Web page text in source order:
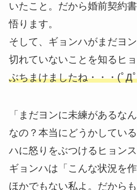
いたこと。だから婚前契約
悟ります。
そして、ギョンハがまだヨ
切れていないことを知るヒョ
ぶちまけましたね・・・(ﾟД
「まだヨンに未練があるな
なの？本当にどうかしてい
ハに怒りをぶつけるヒョンス
ギョンハは「こんな状況を
ほかでもない私よ。だから